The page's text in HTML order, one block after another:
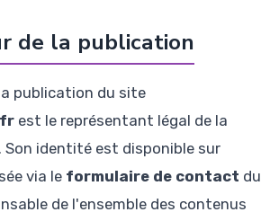
de la publication
publication du site
est le représentant légal de la
Son identité est disponible sur
via le formulaire de contact du
de l'ensemble des contenus